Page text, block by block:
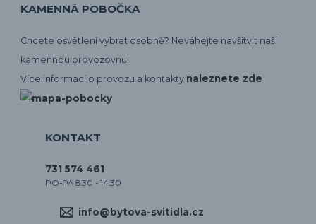
KAMENNÁ POBOČKA
Chcete osvětlení vybrat osobně? Neváhejte navšítvit naší
kamennou provozovnu!
Více informací o provozu a kontakty naleznete zde
KONTAKT
731 574 461
PO-PÁ 8:30 - 14:30
info@bytova-svitidla.cz